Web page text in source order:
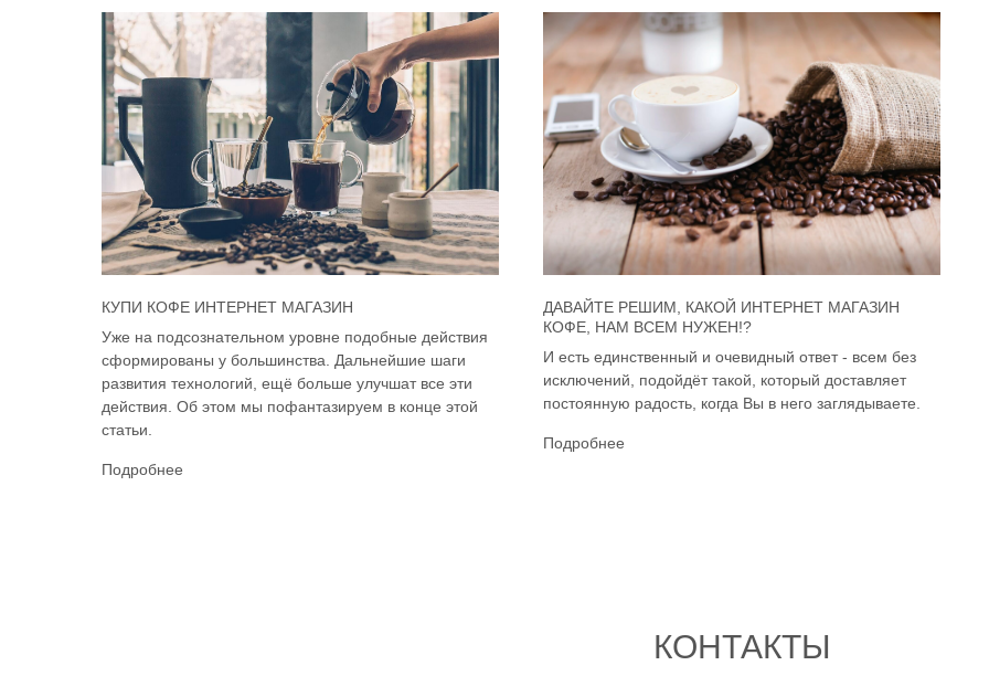
КУПИ КОФЕ ИНТЕРНЕТ МАГАЗИН
Уже на подсознательном уровне подобные действия
сформированы у большинства. Дальнейшие шаги
развития технологий, ещё больше улучшат все эти
действия. Об этом мы пофантазируем в конце этой
статьи.
Подробнее
ДАВАЙТЕ РЕШИМ, КАКОЙ ИНТЕРНЕТ МАГАЗИН
КОФЕ, НАМ ВСЕМ НУЖЕН!?
И есть единственный и очевидный ответ - всем без
исключений, подойдёт такой, который доставляет
постоянную радость, когда Вы в него заглядываете.
Подробнее
КОНТАКТЫ